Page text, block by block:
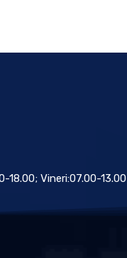
18.00; Vineri:07.00-13.00